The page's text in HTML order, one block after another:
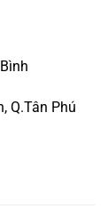
Q.Tân Phú